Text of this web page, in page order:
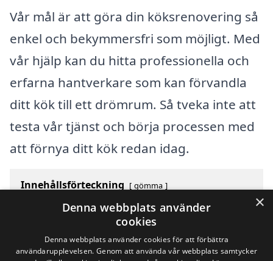
Vår mål är att göra din köksrenovering så
enkel och bekymmersfri som möjligt. Med
vår hjälp kan du hitta professionella och
erfarna hantverkare som kan förvandla
ditt kök till ett drömrum. Så tveka inte att
testa vår tjänst och börja processen med
att förnya ditt kök redan idag.
Innehållsförteckning gömma
Översikt över svenska städer som börjar med Y
Sök efter en skicklig köksrenovering i andra städer i
×
Denna webbplats använder
cookies
Denna webbplats använder cookies för att förbättra
användarupplevelsen. Genom att använda vår webbplats samtycker